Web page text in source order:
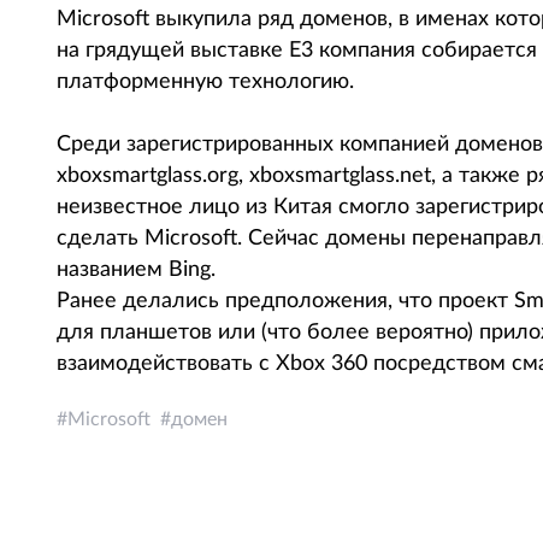
Microsoft выкупила ряд доменов, в именах
на грядущей выставке E3 компания
платформенную технологию.
Среди зарегистрированных компанией
xboxsmartglass.org, xboxsmartglass.net, а также
неизвестное лицо из Китая смогло
сделать Microsoft. Сейчас домены
названием Bing.
Ранее делались предположения, что проект
для планшетов или (что более вероятно)
взаимодействовать с Xbox 360 посредством
Microsoft домен